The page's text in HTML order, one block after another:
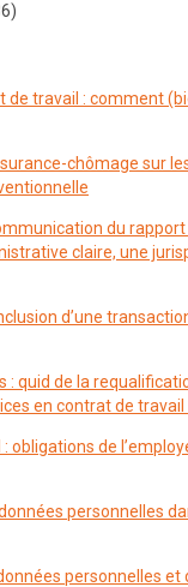
de travail : comment
chômage sur
du rapport
claire, une
d’une
: quid de la
en contrat de travail
obligations de
personnelles
personnelles et